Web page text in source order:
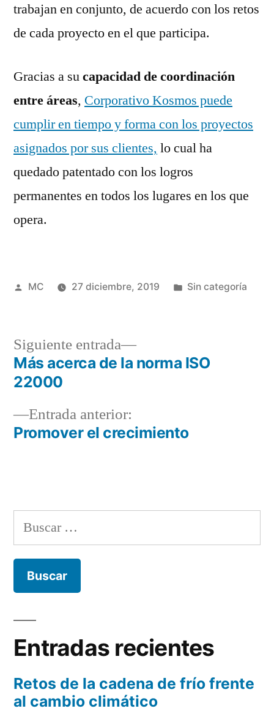
trabajan en conjunto, de acuerdo con los retos
de cada proyecto en el que participa.
Gracias a sucapacidad de coordinación
entre áreas, Corporativo Kosmos puede
cumplir en tiempo y forma con los proyectos
asignados por sus clientes, lo cual ha
quedado patentado con los logros
permanentes en todos los lugares en los que
opera.
Publicado
MC 27 diciembre, 2019
Publicada
Sin categoría
Navegación
entradas
Entrada anterior:
anterior:
Promover el crecimiento
Siguiente entrada
Siguiente
entrada:
Más acerca de la norma ISO
22000
Buscar:
Entradas recientes
Retos de la cadena de frío frente
al cambio climático